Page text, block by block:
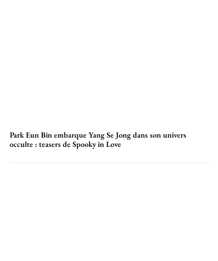
Park Eun Bin embarque Yang Se Jong dans son univers
occulte : teasers de Spooky in Love